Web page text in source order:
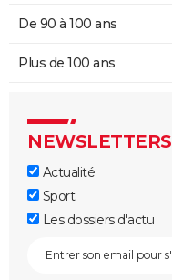
De 90 à 100 ans
Plus de 100 ans
NEWSLETTERS
Actualité
Sport
Les dossiers d'actu